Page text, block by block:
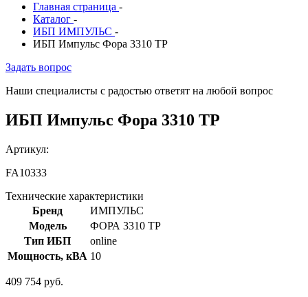
Главная страница -
Каталог -
ИБП ИМПУЛЬС -
ИБП Импульс Фора 3310 ТР
Задать вопрос
Наши специалисты с радостью ответят на любой вопрос
ИБП Импульс Фора 3310 ТР
Артикул:
FA10333
Технические характеристики
Бренд
ИМПУЛЬС
Модель
ФОРА 3310 ТР
Тип ИБП
online
Мощность, кВА 10
409 754 руб.